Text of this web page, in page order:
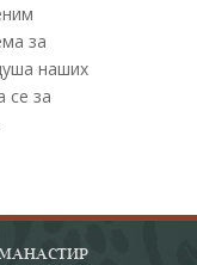
за
наших
се за